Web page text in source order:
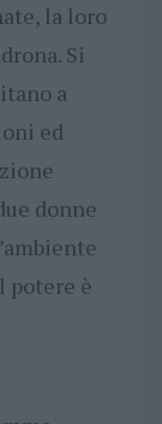
la loro
Si
a
ed
donne
potere è